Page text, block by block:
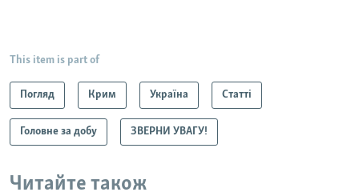
This item is part of
Погляд Крим Україна Статті
Головне за добу ЗВЕРНИ УВАГУ!
Читайте також